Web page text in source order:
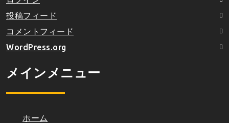
投稿フィード
コメントフィード
WordPress.org
メインメニュー
ホーム